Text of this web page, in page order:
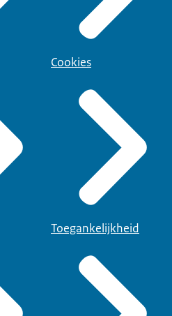
Cookies
Toegankelijkheid